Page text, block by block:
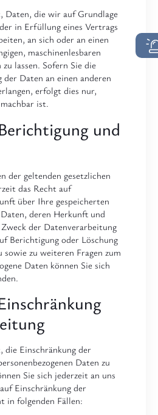
Daten, die wir auf Grundlage
in Erfüllung eines Vertrags
an sich oder an einen
maschinenlesbaren
lassen. Sofern Sie die
Daten an einen anderen
erfolgt dies nur,
ist.
und
der geltenden gesetzlichen
das Recht auf
über Ihre gespeicherten
deren Herkunft und
der Datenverarbeitung
Berichtigung oder Löschung
zu weiteren Fragen zum
Daten können Sie sich
die Einschränkung der
Daten zu
Sie sich jederzeit an uns
Einschränkung der
in folgenden Fällen: